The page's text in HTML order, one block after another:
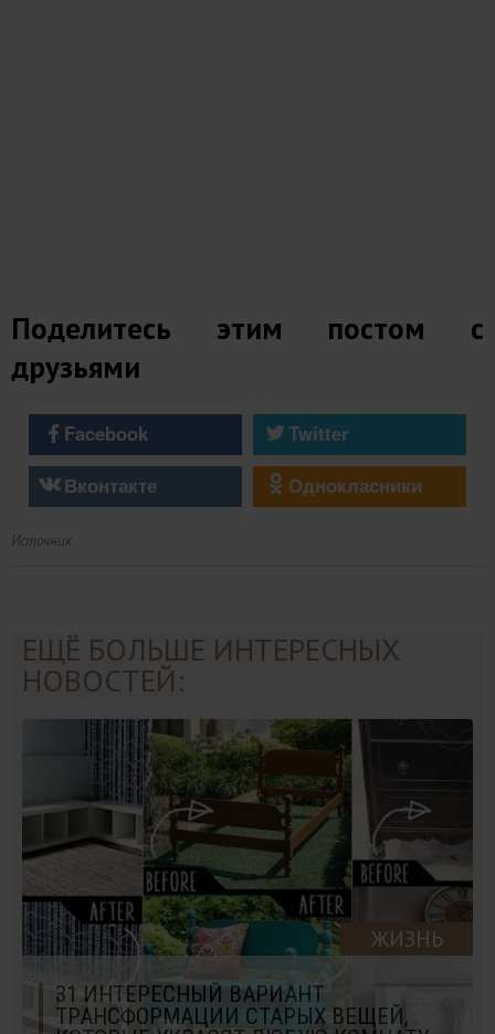
Поделитесь этим постом с
друзьями
Facebook
Twitter
Вконтакте
Однокласники
Источник
ЕЩЁ БОЛЬШЕ ИНТЕРЕСНЫХ
НОВОСТЕЙ:
ЖИЗНЬ
31 ИНТЕРЕСНЫЙ ВАРИАНТ
ТРАНСФОРМАЦИИ СТАРЫХ ВЕЩЕЙ,